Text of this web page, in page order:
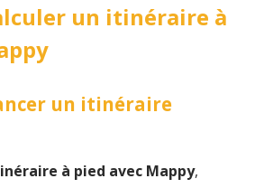
un itinéraire à
un itinéraire
à pied avec Mappy,